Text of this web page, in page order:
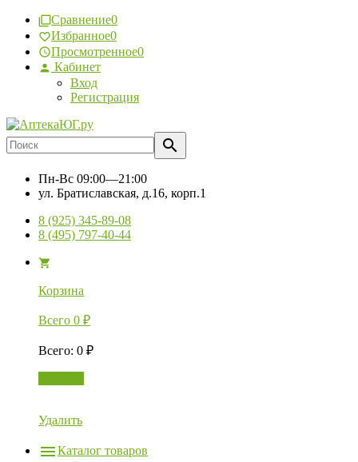
Сравнение0
Избранное0
Просмотренное0
Кабинет
Вход
Регистрация
Пн-Вс 09:00—21:00
ул. Братиславская, д.16, корп.1
8 (925) 345-89-08
8 (495) 797-40-44
Корзина
Всего 0 ₽
Всего: 0 ₽
Удалить
Каталог товаров